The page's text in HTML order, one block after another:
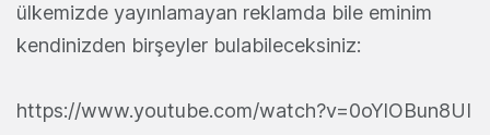
ülkemizde yayınlamayan reklamda bile eminim
kendinizden birşeyler bulabileceksiniz:
https://www.youtube.com/watch?v=0oYlOBun8UI